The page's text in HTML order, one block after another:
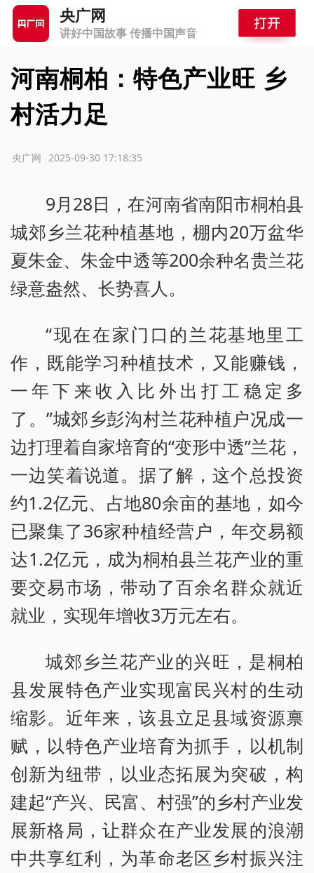
央广网
讲好中国故事 传播中国声音
河南桐柏：特色产业旺 乡
村活力足
2025-09-30 17:18:35
央广网
9月28日，在河南省南阳市桐柏县
城郊乡兰花种植基地，棚内20万盆华
夏朱金、朱金中透等200余种名贵兰花
绿意盎然、长势喜人。
“现在在家门口的兰花基地里工
作，既能学习种植技术，又能赚钱，
一年下来收入比外出打工稳定多
了。”城郊乡彭沟村兰花种植户况成一
边打理着自家培育的“变形中透”兰花，
一边笑着说道。据了解，这个总投资
约1.2亿元、占地80余亩的基地，如今
已聚集了36家种植经营户，年交易额
达1.2亿元，成为桐柏县兰花产业的重
要交易市场，带动了百余名群众就近
就业，实现年增收3万元左右。
城郊乡兰花产业的兴旺，是桐柏
县发展特色产业实现富民兴村的生动
缩影。近年来，该县立足县域资源禀
赋，以特色产业培育为抓手，以机制
创新为纽带，以业态拓展为突破，构
建起“产兴、民富、村强”的乡村产业发
展新格局，让群众在产业发展的浪潮
中共享红利，为革命老区乡村振兴注